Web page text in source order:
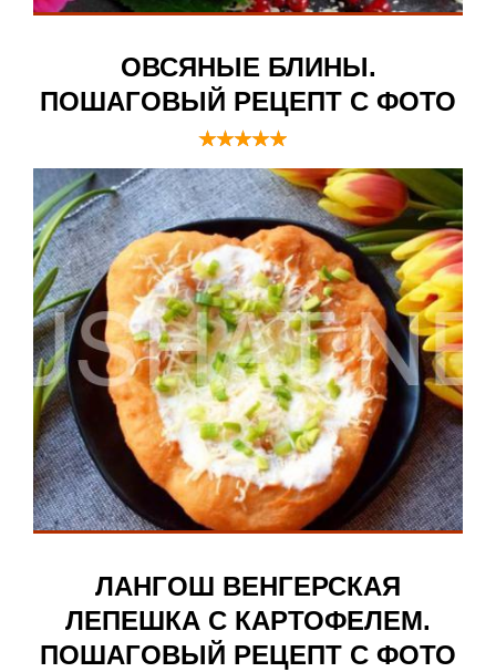
ОВСЯНЫЕ БЛИНЫ.
ПОШАГОВЫЙ РЕЦЕПТ С ФОТО
ЛАНГОШ ВЕНГЕРСКАЯ
ЛЕПЕШКА С КАРТОФЕЛЕМ.
ПОШАГОВЫЙ РЕЦЕПТ С ФОТО